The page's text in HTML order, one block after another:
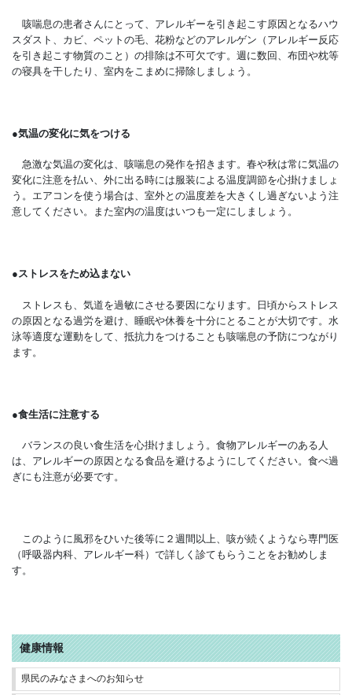
咳喘息の患者さんにとって、アレルギーを引き起こす原因となるハウ
スダスト、カビ、ペットの毛、花粉などのアレルゲン（アレルギー反応
を引き起こす物質のこと）の排除は不可欠です。週に数回、布団や枕等
の寝具を干したり、室内をこまめに掃除しましょう。
●気温の変化に気をつける
急激な気温の変化は、咳喘息の発作を招きます。春や秋は常に気温の
変化に注意を払い、外に出る時には服装による温度調節を心掛けましょ
う。エアコンを使う場合は、室外との温度差を大きくし過ぎないよう注
意してください。また室内の温度はいつも一定にしましょう。
●ストレスをため込まない
ストレスも、気道を過敏にさせる要因になります。日頃からストレス
の原因となる過労を避け、睡眠や休養を十分にとることが大切です。水
泳等適度な運動をして、抵抗力をつけることも咳喘息の予防につながり
ます。
●食生活に注意する
バランスの良い食生活を心掛けましょう。食物アレルギーのある人
は、アレルギーの原因となる食品を避けるようにしてください。食べ過
ぎにも注意が必要です。
このように風邪をひいた後等に２週間以上、咳が続くようなら専門医
（呼吸器内科、アレルギー科）で詳しく診てもらうことをお勧めしま
す。
健康情報
県民のみなさまへのお知らせ